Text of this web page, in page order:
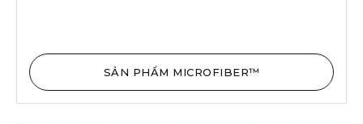
SẢN PHẨM MICROFIBER™